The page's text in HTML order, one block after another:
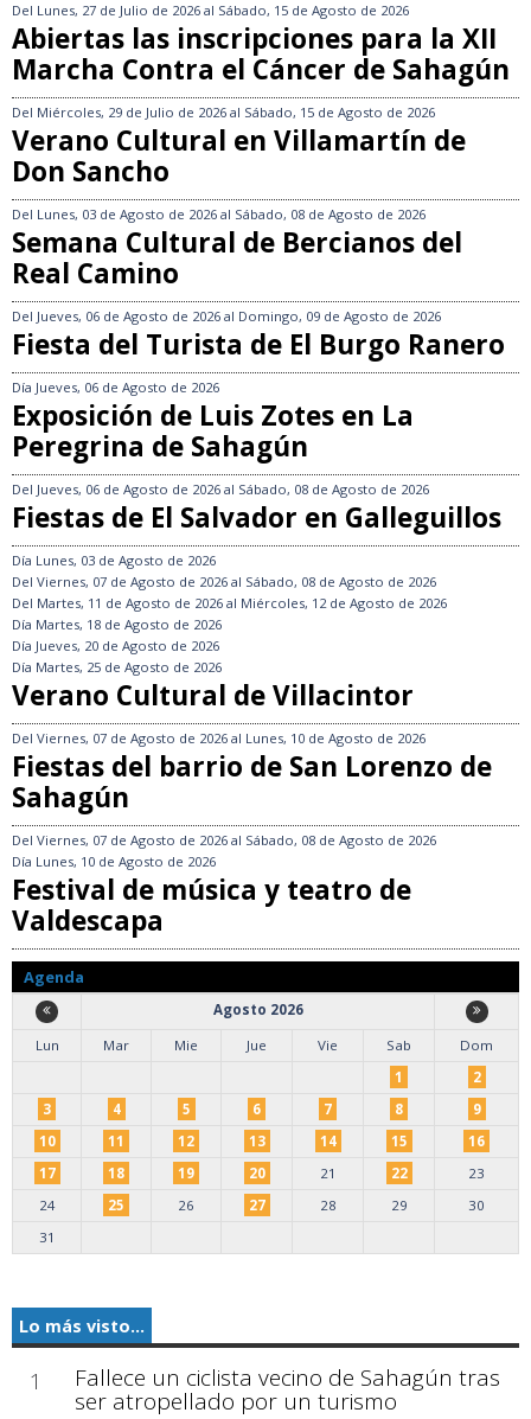
Del Lunes, 27 de Julio de 2026 al Sábado, 15 de Agosto de 2026
Abiertas las inscripciones para la XII
Marcha Contra el Cáncer de Sahagún
Del Miércoles, 29 de Julio de 2026 al Sábado, 15 de Agosto de 2026
Verano Cultural en Villamartín de
Don Sancho
Del Lunes, 03 de Agosto de 2026 al Sábado, 08 de Agosto de 2026
Semana Cultural de Bercianos del
Real Camino
Del Jueves, 06 de Agosto de 2026 al Domingo, 09 de Agosto de 2026
Fiesta del Turista de El Burgo Ranero
Día Jueves, 06 de Agosto de 2026
Exposición de Luis Zotes en La
Peregrina de Sahagún
Del Jueves, 06 de Agosto de 2026 al Sábado, 08 de Agosto de 2026
Fiestas de El Salvador en Galleguillos
Día Lunes, 03 de Agosto de 2026
Del Viernes, 07 de Agosto de 2026 al Sábado, 08 de Agosto de 2026
Del Martes, 11 de Agosto de 2026 al Miércoles, 12 de Agosto de 2026
Día Martes, 18 de Agosto de 2026
Día Jueves, 20 de Agosto de 2026
Día Martes, 25 de Agosto de 2026
Verano Cultural de Villacintor
Del Viernes, 07 de Agosto de 2026 al Lunes, 10 de Agosto de 2026
Fiestas del barrio de San Lorenzo de
Sahagún
Del Viernes, 07 de Agosto de 2026 al Sábado, 08 de Agosto de 2026
Día Lunes, 10 de Agosto de 2026
Festival de música y teatro de
Valdescapa
Agenda
Agosto 2026
Lun
Mar Mie Jue Vie Sab
Dom
1
2
3
4 5 6 7 8
9
10
11 12 13 14 15
16
17
18 19 20 21 22
23
24
25 26 27 28 29
30
31
Lo más visto...
1 Fallece un ciclista vecino de Sahagún tras
ser atropellado por un turismo